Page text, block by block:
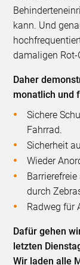
kann. Und
damaligen Rot-
Daher
monatlich und
Sichere
Fahrrad.
Sicherheit
Wieder
durch
Radweg für
Dafür gehen
letzten
Wir laden alle